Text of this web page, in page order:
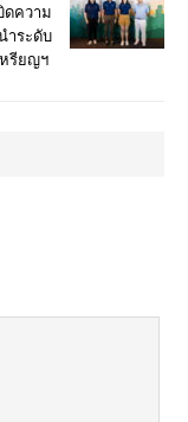
ดความ
ำระดับ
หรียญฯ